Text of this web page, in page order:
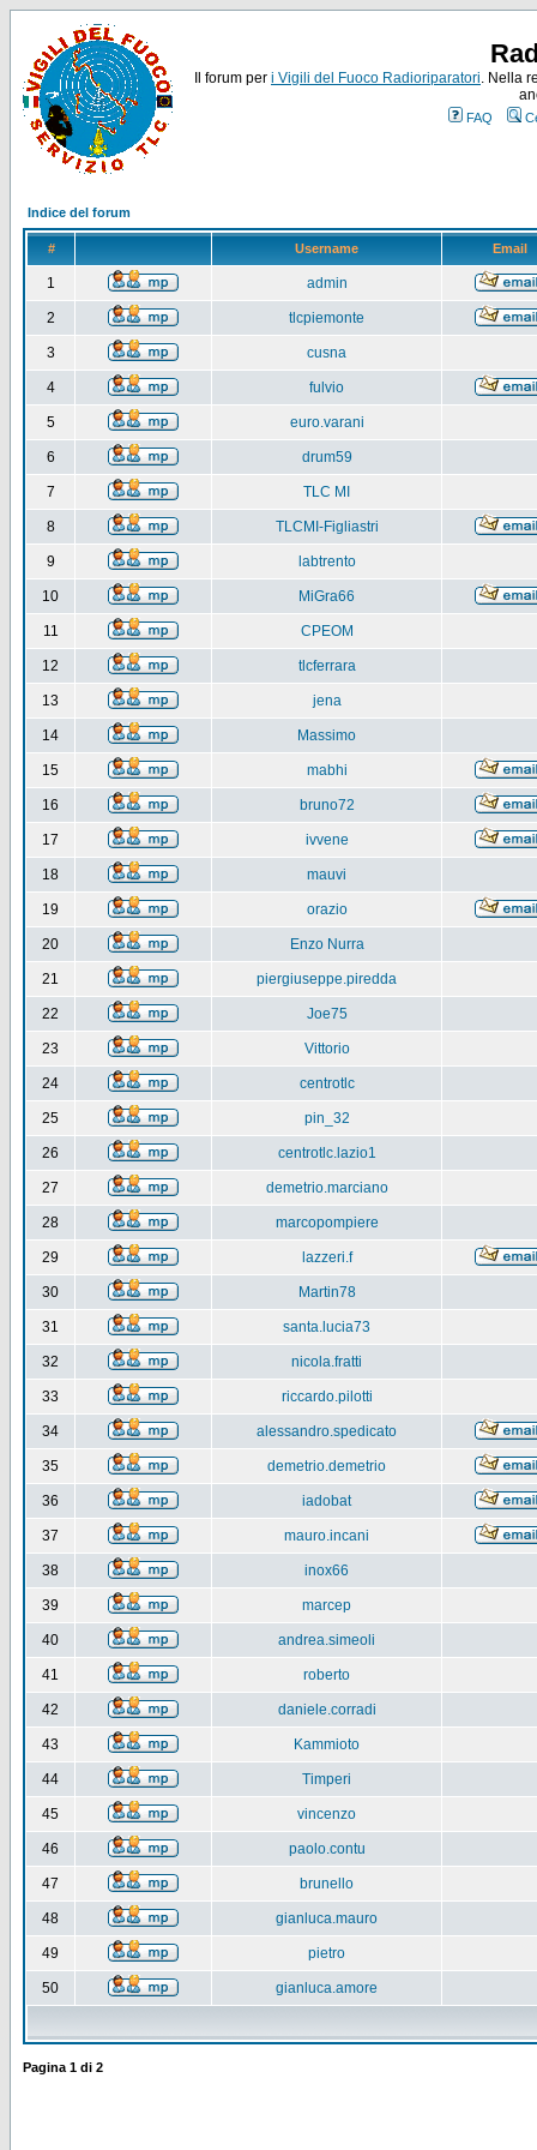
Il forum per i Vigili del Fuoco Radioriparatori. Nella
FAQ
Indice del forum
# Username Email
1 admin
2 tlcpiemonte
3 cusna
4 fulvio
5 euro.varani
6 drum59
7 TLC MI
8 TLCMI-Figliastri
9 labtrento
10 MiGra66
11 CPEOM
12 tlcferrara
13 jena
14 Massimo
15 mabhi
16 bruno72
17 ivvene
18 mauvi
19 orazio
20 Enzo Nurra
21 piergiuseppe.piredda
22 Joe75
23 Vittorio
24 centrotlc
25 pin_32
26 centrotlc.lazio1
27 demetrio.marciano
28 marcopompiere
29 lazzeri.f
30 Martin78
31 santa.lucia73
32 nicola.fratti
33 riccardo.pilotti
34 alessandro.spedicato
35 demetrio.demetrio
36 iadobat
37 mauro.incani
38 inox66
39 marcep
40 andrea.simeoli
41 roberto
42 daniele.corradi
43 Kammioto
44 Timperi
45 vincenzo
46 paolo.contu
47 brunello
48 gianluca.mauro
49 pietro
50 gianluca.amore
Pagina 1 di 2